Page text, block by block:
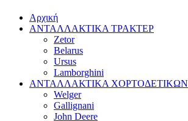
Αρχική
ΑΝΤΑΛΛΑΚΤΙΚΑ ΤΡΑΚΤΕΡ
Zetor
Belarus
Ursus
Lamborghini
ΑΝΤΑΛΛΑΚΤΙΚΑ ΧΟΡΤΟΔΕΤΙΚΩΝ
Welger
Gallignani
John Deere